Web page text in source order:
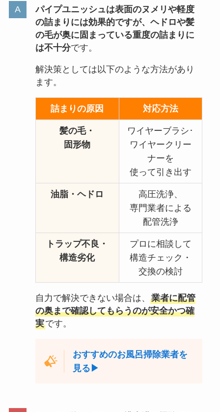
パイプユニッシュは表面のヌメリや軽度
の詰まりには効果的ですが、ヘドロや髪
の毛が奥に固まっている重度の詰まりに
は不十分です。
解決策としては以下のような方法があり
ます。
詰まりの原因 対応方法
髪の毛・
固形物
ワイヤーブラシ･
ワイヤークリー
ナーを
使って引き出す
油脂・ヘドロ
高圧洗浄、
専門業者による
配管洗浄
トラップ不良・
構造劣化
プロに相談して
構造チェック・
交換の検討
自力で解決できない場合は、 業者に配管
の奥まで確認してもらうのが安全かつ確
実です。
おすすめのお風呂掃除業者を
見る▶︎